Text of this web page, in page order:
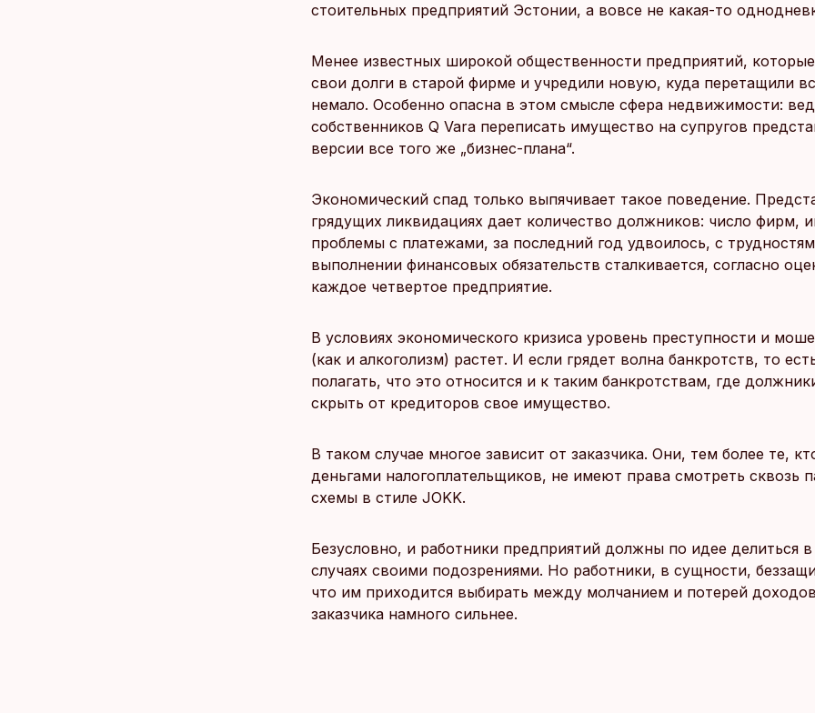
стоительных предприятий Эстонии, а вовсе не какая-то
Менее известных широкой общественности предприятий, которые
свои долги в старой фирме и учредили новую, куда перетащили
немало. Особенно опасна в этом смысле сфера недвижимости:
собственников Q Vara переписать имущество на супругов
версии все того же „бизнес-плана“.
Экономический спад только выпячивает такое поведение.
грядущих ликвидациях дает количество должников: число фирм,
проблемы с платежами, за последний год удвоилось, с
выполнении финансовых обязательств сталкивается, согласно
каждое четвертое предприятие.
В условиях экономического кризиса уровень преступности и
(как и алкоголизм) растет. И если грядет волна банкротств, то
полагать, что это относится и к таким банкротствам, где
скрыть от кредиторов свое имущество.
В таком случае многое зависит от заказчика. Они, тем более те,
деньгами налогоплательщиков, не имеют права смотреть сквозь
схемы в стиле JOKK.
Безусловно, и работники предприятий должны по идее делиться
случаях своими подозрениями. Но работники, в сущности,
что им приходится выбирать между молчанием и потерей
заказчика намного сильнее.